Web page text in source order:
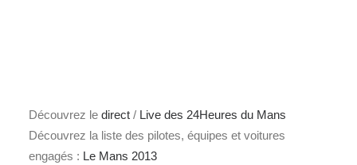
Découvrez le direct / Live des 24Heures du Mans
Découvrez la liste des pilotes, équipes et voitures
engagés : Le Mans 2013